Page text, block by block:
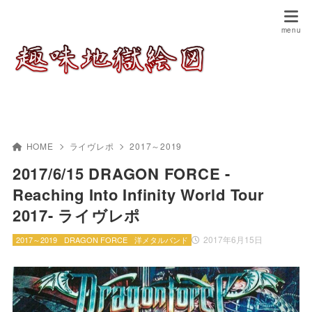
HOME ライヴレポ 2017～2019
2017/6/15 DRAGON FORCE -
Reaching Into Infinity World Tour
2017- ライヴレポ
2017年6月15日
2017～2019 DRAGON FORCE 洋メタルバンド